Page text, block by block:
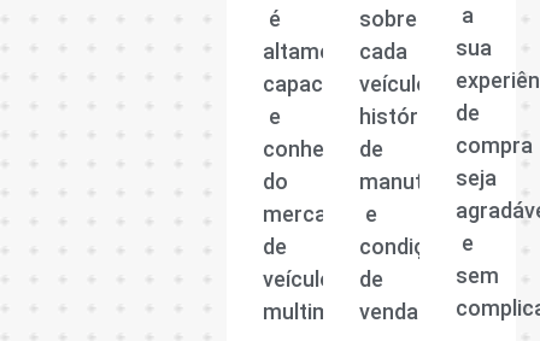
é
altamente
capacitada
e
conhecedora
do
mercado
de
veículos
multimarcas.
sobre
cada
veículo,
histórico
de
manutenção
e
condições
de
venda.
a
sua
de
compra
seja
e
sem